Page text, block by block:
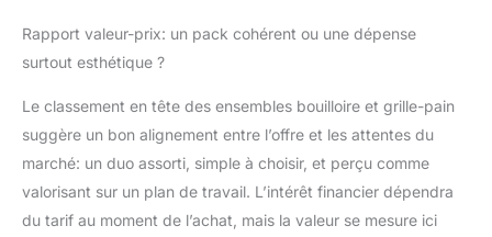
Rapport valeur-prix: un pack cohérent ou une dépense
surtout esthétique ?
Le classement en tête des ensembles bouilloire et grille-pain
suggère un bon alignement entre l’offre et les attentes du
marché: un duo assorti, simple à choisir, et perçu comme
valorisant sur un plan de travail. L’intérêt financier dépendra
du tarif au moment de l’achat, mais la valeur se mesure ici